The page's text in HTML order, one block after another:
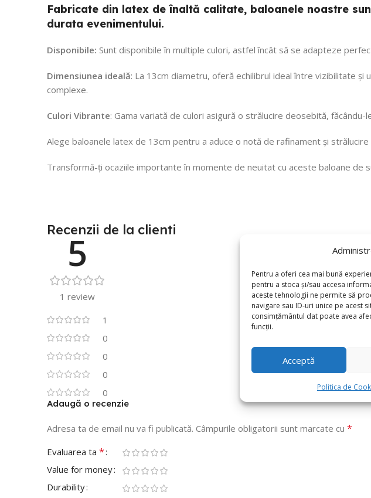
Pentru a oferi cea mai bună
pentru a stoca și/sau accesa
aceste tehnologii ne permite să
navigare sau ID-uri unice pe acest
consimțământul dat poate avea
funcții.
Acceptă
Politica de
Fabricate din latex de înaltă calitate, baloanele noastre
durata evenimentului.
Disponibile: Sunt disponibile în multiple culori, astfel încât să se adapteze
Dimensiunea ideală: La 13cm diametru, oferă echilibrul ideal între vizibilitate
complexe.
Culori Vibrante: Gama variată de culori asigură o strălucire deosebită,
Alege baloanele latex de 13cm pentru a aduce o notă de rafinament și
Transformă-ți ocaziile importante în momente de neuitat cu aceste baloane de
Recenzii de la clienti
5
1 review
1
0
0
0
0
Adaugă o recenzie
Adresa ta de email nu va fi publicată. Câmpurile obligatorii sunt marcate cu *
Evaluarea ta *
Value for money
Durability